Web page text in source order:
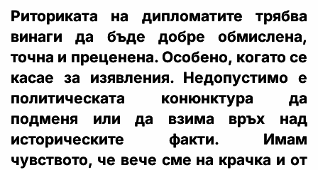
Риториката на дипломатите трябва
винаги да бъде добре обмислена,
точна и преценена. Особено, когато се
касае за изявления. Недопустимо е
политическата конюнктура да
подменя или да взима връх над
историческите факти. Имам
чувството, че вече сме на крачка и от